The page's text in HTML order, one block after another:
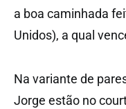
a boa caminhada
Unidos), a qual
Na variante de
Jorge estão no